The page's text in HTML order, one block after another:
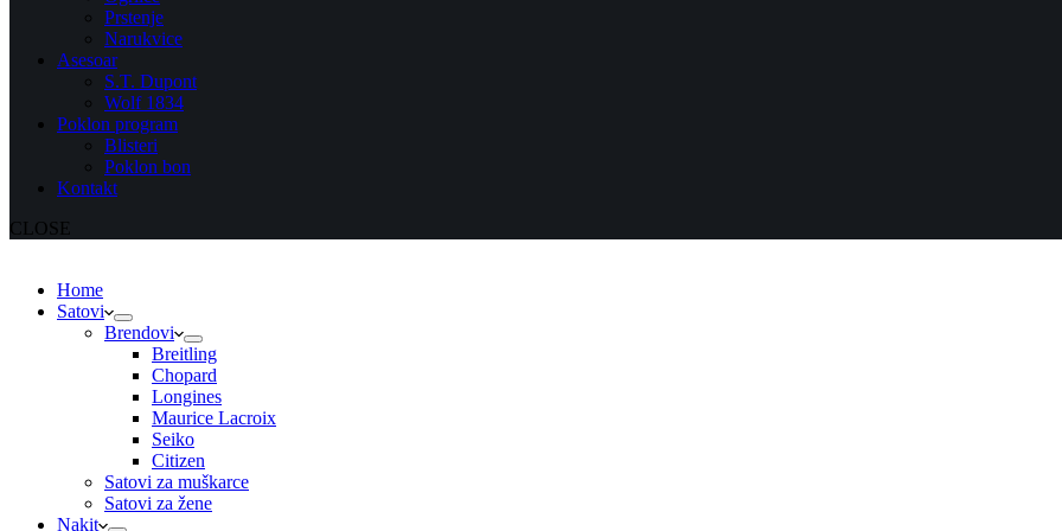
Prstenje
Narukvice
Asesoar
S.T. Dupont
Wolf 1834
Poklon program
Blisteri
Poklon bon
Kontakt
CLOSE
Home
Satovi
Brendovi
Breitling
Chopard
Longines
Maurice Lacroix
Seiko
Citizen
Satovi za muškarce
Satovi za žene
Nakit